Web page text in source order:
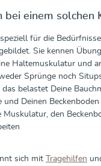
bei einem solchen
für die
Sie kennen
Haltemuskulatur und
Sprünge noch
belastet Deine
und Deinen
Muskulatur, den
sich mit Tragehilfen